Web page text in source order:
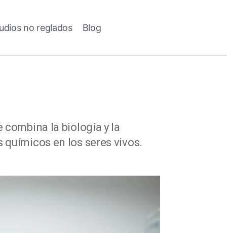
no reglados Blog
la biología y la
en los seres vivos.